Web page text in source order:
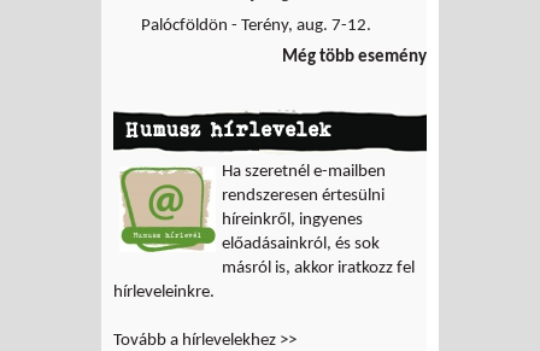
Palócföldön - Terény, aug. 7-12.
Még több esemény
Humusz hírlevelek
Ha szeretnél e-mailben
rendszeresen értesülni
híreinkről, ingyenes
előadásainkról, és sok
másról is, akkor iratkozz fel
hírleveleinkre.
Tovább a hírlevelekhez >>